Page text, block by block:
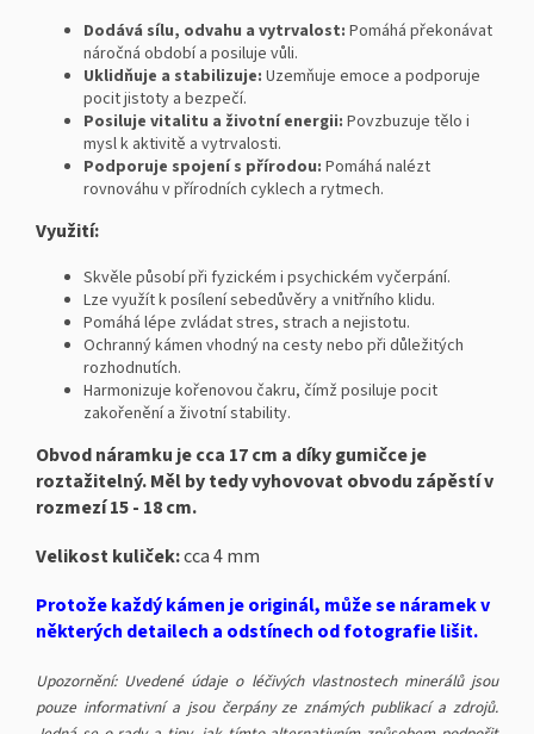
Dodává sílu, odvahu a vytrvalost: Pomáhá překonávat
náročná období a posiluje vůli.
Uklidňuje a stabilizuje: Uzemňuje emoce a podporuje
pocit jistoty a bezpečí.
Posiluje vitalitu a životní energii: Povzbuzuje tělo i
mysl k aktivitě a vytrvalosti.
Podporuje spojení s přírodou: Pomáhá nalézt
rovnováhu v přírodních cyklech a rytmech.
Využití:
Skvěle působí při fyzickém i psychickém vyčerpání.
Lze využít k posílení sebedůvěry a vnitřního klidu.
Pomáhá lépe zvládat stres, strach a nejistotu.
Ochranný kámen vhodný na cesty nebo při důležitých
rozhodnutích.
Harmonizuje kořenovou čakru, čímž posiluje pocit
zakořenění a životní stability.
Obvod náramku je cca 17 cm a díky gumičce je
roztažitelný. Měl by tedy vyhovovat obvodu zápěstí v
rozmezí 15 - 18 cm.
Velikost kuliček:cca 4 mm
Protože každý kámen je originál, může se náramek v
některých detailech a odstínech od fotografie lišit.
Upozornění: Uvedené údaje o léčivých vlastnostech minerálů jsou
pouze informativní a jsou čerpány ze známých publikací a zdrojů.